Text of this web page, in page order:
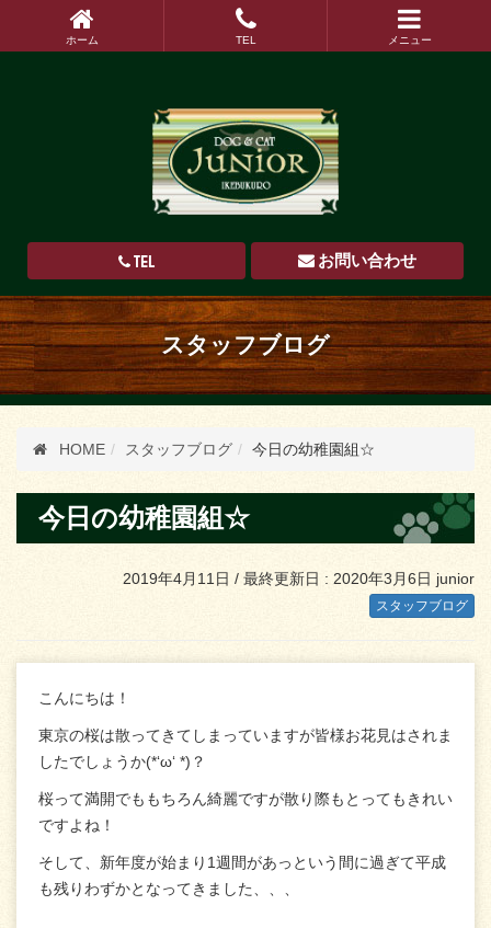
TEL お問い合わせ
ホーム TEL メニュー
スタッフブログ
HOME スタッフブログ 今日の幼稚園組☆
今日の幼稚園組☆
2019年4月11日 / 最終更新日 : 2020年3月6日 junior
スタッフブログ
こんにちは！
東京の桜は散ってきてしまっていますが皆様お花見はされま
したでしょうか(*‘ω‘ *)？
桜って満開でももちろん綺麗ですが散り際もとってもきれい
ですよね！
そして、新年度が始まり1週間があっという間に過ぎて平成
も残りわずかとなってきました、、、